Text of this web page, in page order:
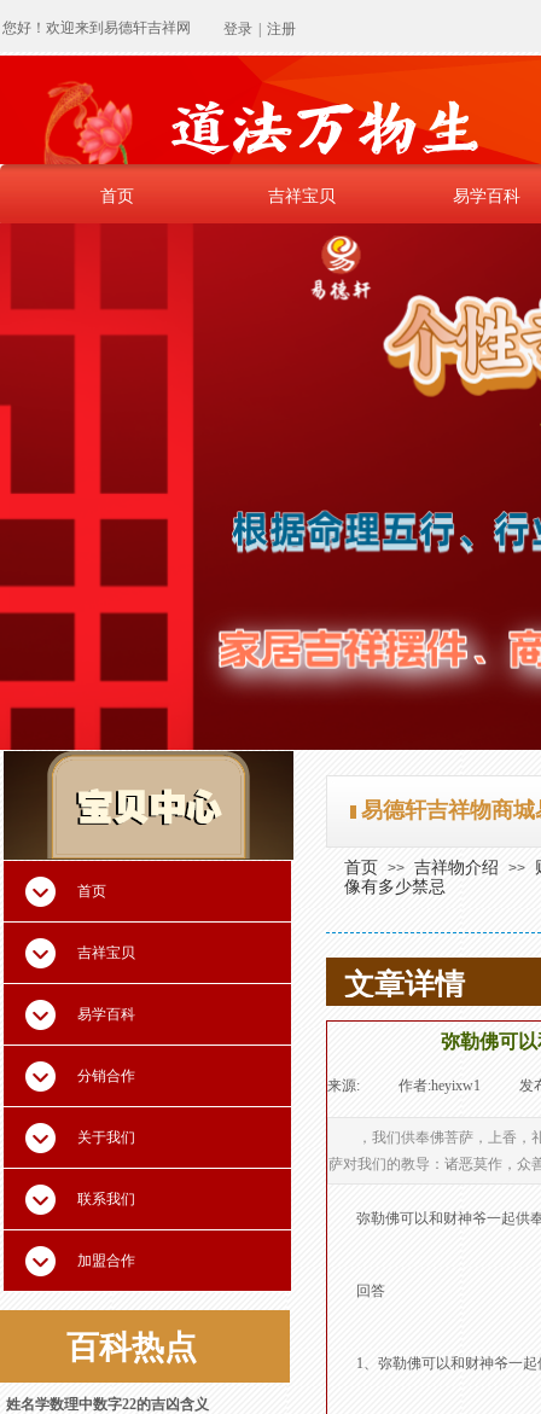
您好！欢迎来到易德轩吉祥网 登录 注册
首页 吉祥宝贝 易学百科
首页
吉祥宝贝
易学百科
分销合作
关于我们
联系我们
加盟合作
易德轩吉祥物商
首页 >> 吉祥物介绍 >>
像有多少禁忌
文章详情
弥勒佛可
来源: 作者:heyixw1 发
，我们供奉佛菩萨，上香
萨对我们的教导：诸恶莫作，众
弥勒佛可以和财神爷一起供
回答
1、弥勒佛可以和财神爷一起
百科热点
姓名学数理中数字22的吉凶含义